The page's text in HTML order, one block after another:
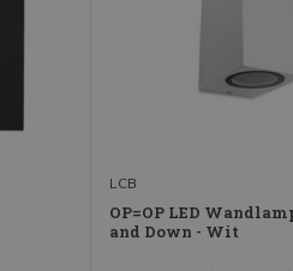
LCB
OP=OP LED
and Down - Wit